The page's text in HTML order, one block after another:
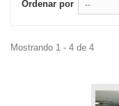
Ordenar por --
Mostrando 1 - 4 de 4